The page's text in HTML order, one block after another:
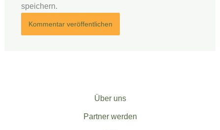
speichern.
Über uns
Partner werden